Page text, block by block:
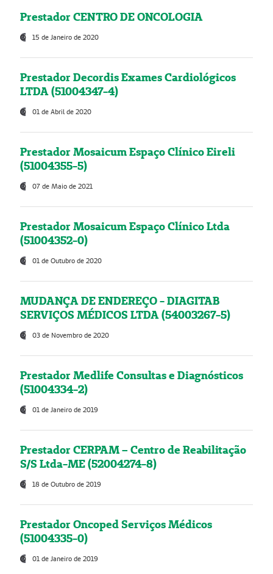
Prestador CENTRO DE ONCOLOGIA
15 de Janeiro de 2020
Prestador Decordis Exames Cardiológicos
LTDA (51004347-4)
01 de Abril de 2020
Prestador Mosaicum Espaço Clínico Eireli
(51004355-5)
07 de Maio de 2021
Prestador Mosaicum Espaço Clínico Ltda
(51004352-0)
01 de Outubro de 2020
MUDANÇA DE ENDEREÇO - DIAGITAB
SERVIÇOS MÉDICOS LTDA (54003267-5)
03 de Novembro de 2020
Prestador Medlife Consultas e Diagnósticos
(51004334-2)
01 de Janeiro de 2019
Prestador CERPAM – Centro de Reabilitação
S/S Ltda-ME (52004274-8)
18 de Outubro de 2019
Prestador Oncoped Serviços Médicos
(51004335-0)
01 de Janeiro de 2019